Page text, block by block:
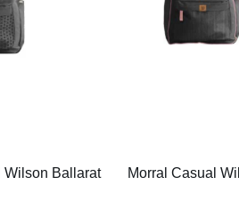
Wilson Ballarat Morral Casual